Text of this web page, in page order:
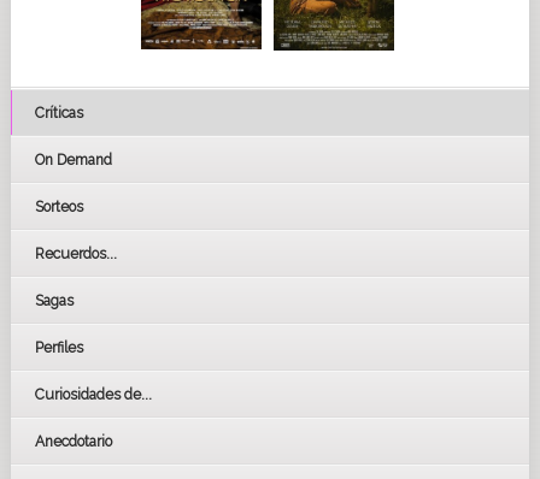
Críticas
On Demand
Sorteos
Recuerdos...
Sagas
Perfiles
Curiosidades de...
Anecdotario